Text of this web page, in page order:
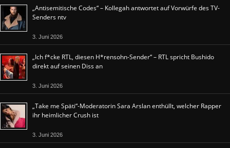
„Antisemitische Codes“ – Kollegah antwortet auf Vorwürfe des TV-
Senders ntv
3. Juni 2026
„Ich f*cke RTL, diesen H*rensohn-Sender“ – RTL spricht Bushido
direkt auf seinen Diss an
3. Juni 2026
„Take me Späti“-Moderatorin Sara Arslan enthüllt, welcher Rapper
ihr heimlicher Crush ist
3. Juni 2026